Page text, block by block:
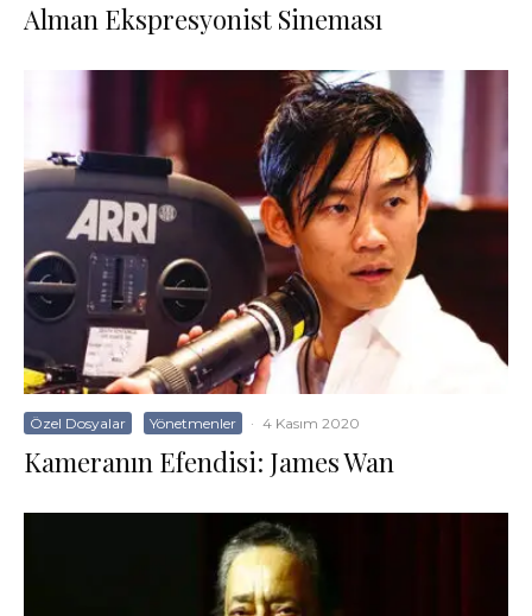
Alman Ekspresyonist Sineması
Özel Dosyalar Yönetmenler · 4 Kasım 2020
Kameranın Efendisi: James Wan